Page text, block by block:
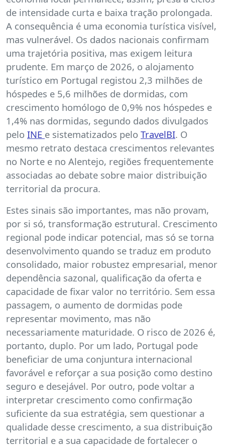
de intensidade curta e baixa tração prolongada.
A consequência é uma economia turística visível,
mas vulnerável. Os dados nacionais confirmam
uma trajetória positiva, mas exigem leitura
prudente. Em março de 2026, o alojamento
turístico em Portugal registou 2,3 milhões de
hóspedes e 5,6 milhões de dormidas, com
crescimento homólogo de 0,9% nos hóspedes e
1,4% nas dormidas, segundo dados divulgados
pelo INE e sistematizados pelo TravelBI. O
mesmo retrato destaca crescimentos relevantes
no Norte e no Alentejo, regiões frequentemente
associadas ao debate sobre maior distribuição
territorial da procura.
Estes sinais são importantes, mas não provam,
por si só, transformação estrutural. Crescimento
regional pode indicar potencial, mas só se torna
desenvolvimento quando se traduz em produto
consolidado, maior robustez empresarial, menor
dependência sazonal, qualificação da oferta e
capacidade de fixar valor no território. Sem essa
passagem, o aumento de dormidas pode
representar movimento, mas não
necessariamente maturidade. O risco de 2026 é,
portanto, duplo. Por um lado, Portugal pode
beneficiar de uma conjuntura internacional
favorável e reforçar a sua posição como destino
seguro e desejável. Por outro, pode voltar a
interpretar crescimento como confirmação
suficiente da sua estratégia, sem questionar a
qualidade desse crescimento, a sua distribuição
territorial e a sua capacidade de fortalecer o